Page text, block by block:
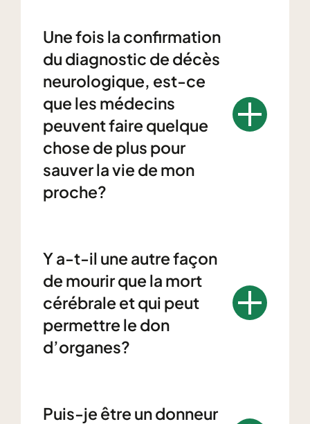
Une fois la confirmation
du diagnostic de décès
neurologique, est-ce
que les médecins
peuvent faire quelque
chose de plus pour
sauver la vie de mon
proche?
Y a-t-il une autre façon
de mourir que la mort
cérébrale et qui peut
permettre le don
d’organes?
Puis-je être un donneur